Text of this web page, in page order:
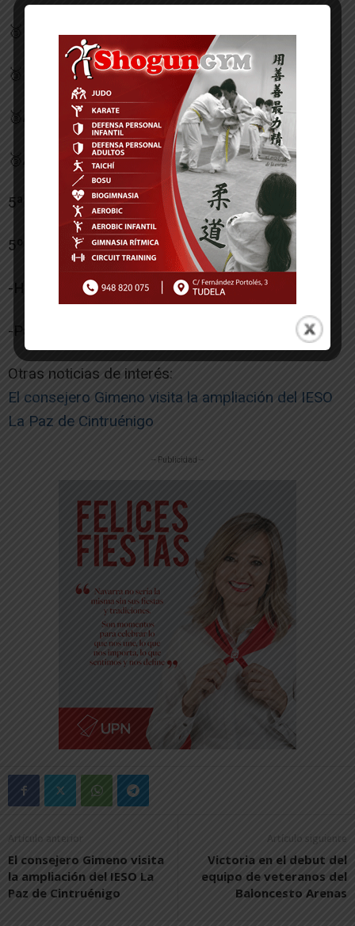
🥉Leire Oruezábal
🥉Leire Cortijo
🥉Aitor Escribano
🥉Adriana Planillo
5ª Amaia Sánchez
5º César Jiménez
-Héctor Lapeña
-Paula Lasanta
Otras noticias de interés:
El consejero Gimeno visita la ampliación del IESO
La Paz de Cintruénigo
-- Publicidad --
Artículo anterior
El consejero Gimeno visita
la ampliación del IESO La
Paz de Cintruénigo
Artículo siguiente
Victoria en el debut del
equipo de veteranos del
Baloncesto Arenas